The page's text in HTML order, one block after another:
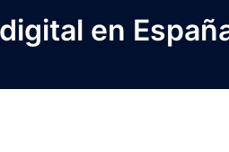
en